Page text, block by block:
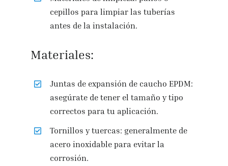
cepillos para limpiar las tuberías
antes de la instalación.
Materiales:
Juntas de expansión de caucho EPDM:
asegúrate de tener el tamaño y tipo
correctos para tu aplicación.
Tornillos y tuercas: generalmente de
acero inoxidable para evitar la
corrosión.